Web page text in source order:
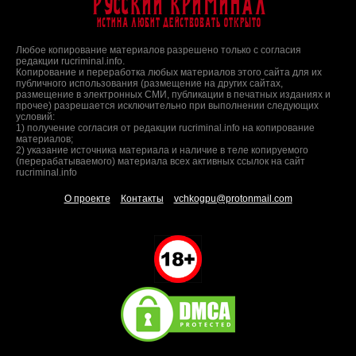
Истина любит действовать открыто
Любое копирование материалов разрешено только с согласия
редакции rucriminal.info.
Копирование и переработка любых материалов этого сайта для их
публичного использования (размещение на других сайтах,
размещение в электронных СМИ, публикации в печатных изданиях и
прочее) разрешается исключительно при выполнении следующих
условий:
1) получение согласия от редакции rucriminal.info на копирование
материалов;
2) указание источника материала и наличие в теле копируемого
(перерабатываемого) материала всех активных ссылок на сайт
rucriminal.info
О проекте Контакты vchkogpu@protonmail.com